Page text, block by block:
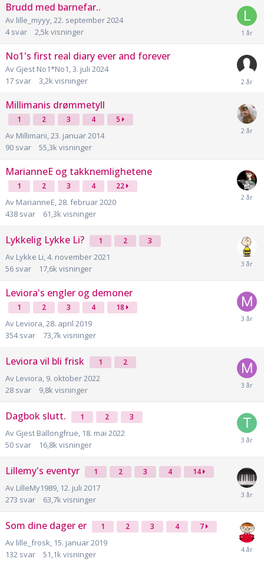
Brudd med barnefar..
Av lille_myyy,22. september 2024
4 svar 2,5kvisninger
No1's first real diary ever and forever
Av Gjest No1*No1,3. juli 2024
17 svar 3,2kvisninger
Millimanis drømmetyll
1 2 3 4 5
Av Millimani,23. januar 2014
90 svar 55,3kvisninger
MarianneE og takknemlighetene
1 2 3 4 22
Av MarianneE,28. februar 2020
438 svar 61,3kvisninger
Lykkelig Lykke Li? 1 2 3
Av Lykke Li,4. november 2021
56 svar 17,6kvisninger
Leviora's engler og demoner
1 2 3 4 18
Av Leviora,28. april 2019
354 svar 73,7kvisninger
Leviora vil bli frisk 1 2
Av Leviora, 9. oktober 2022
28 svar 9,8kvisninger
Dagbok slutt. 1 2 3
Av Gjest Ballongfrue, 18. mai 2022
50 svar 16,8kvisninger
Lillemy's eventyr 1 2 3 4 14
Av LilleMy1989, 12. juli 2017
273 svar 63,7kvisninger
Som dine dager er 1 2 3 4 7
Av lille_frosk, 15. januar 2019
132 svar 51,1kvisninger